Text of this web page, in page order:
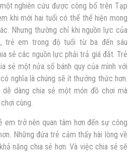
nghiên cứu được công bố trên Tạp
khi mới hai tuổi có thể thể hiện mong
Nhưng thường chỉ khi nguồn lực của
trẻ em trong độ tuổi từ ba đến sáu
sẻ các nguồn lực phải trả giá đắt. Trẻ
sẻ một nửa số bánh quy của mình với
nghĩa là chúng sẽ ít thưởng thức hơn.
dàng chia sẻ một món đồ chơi mà
cùng.
trở nên quan tâm hơn đến sự công
Những đứa trẻ cảm thấy hài lòng về
năng chia sẻ hơn. Và việc chia sẻ sẽ